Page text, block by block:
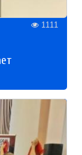
1111